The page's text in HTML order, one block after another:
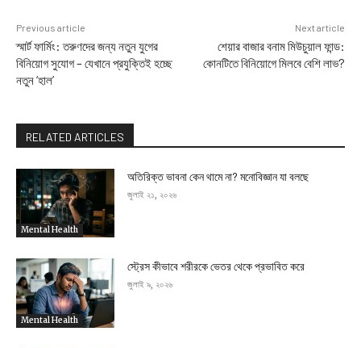
Previous article
স্মার্ট ফার্মিং: তরুণদের জন্য নতুন যুগের
বিনিয়োগ সুযোগ – যেখানে প্রযুক্তিই হচ্ছে
নতুন ‘হাল’
Next article
শেয়ার বাজার বনাম মিউচুয়াল ফান্ড:
কোনটিতে বিনিয়োগে মিলবে বেশি লাভ?
RELATED ARTICLES
Mental Health
অতিরিক্ত ভাবনা কেন থামে না? মনোবিজ্ঞান যা বলছে
জুলাই ২১, ২০২৬
Mental Health
স্ট্রেস কীভাবে শরীরকে ভেতর থেকে প্রভাবিত করে
জুলাই ৯, ২০২৬